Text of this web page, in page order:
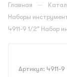
Главная —
Наборы
4911-9 1/2" Набор
Артикул: 4911-9